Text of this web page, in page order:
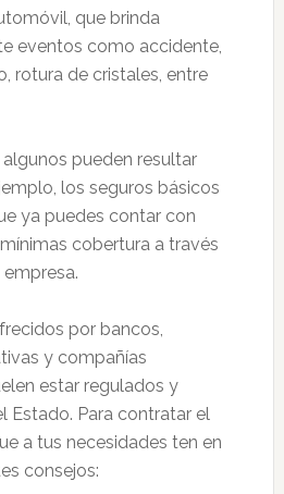
que brinda
eventos como accidente,
rotura de cristales, entre
pueden resultar
los seguros básicos
ya puedes contar con
cobertura a través
por bancos,
y compañías
estar regulados y
Estado. Para contratar el
a tus necesidades ten en
consejos: